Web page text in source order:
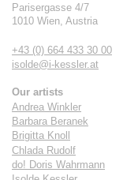
Parisergasse 4/7
1010 Wien, Austria
+43 (0) 664 433 30 00
isolde@i-kessler.at
Our artists
Andrea Winkler
Barbara Beranek
Brigitta Knoll
Chlada Rudolf
do! Doris Wahrmann